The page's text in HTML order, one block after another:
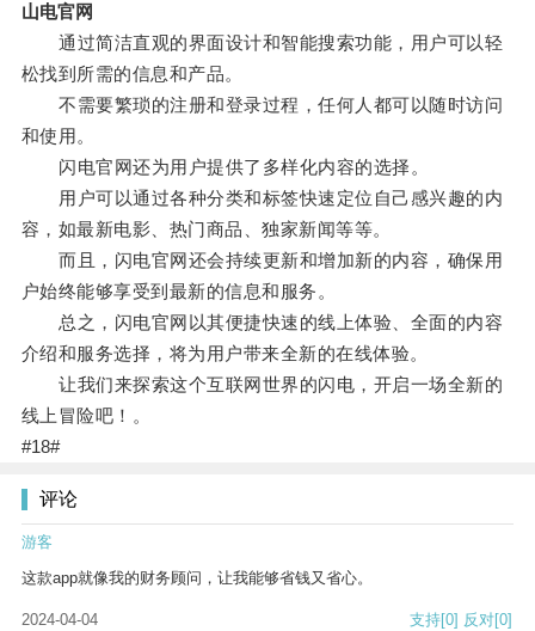
山电官网
通过简洁直观的界面设计和智能搜索功能，用户可以轻
松找到所需的信息和产品。
不需要繁琐的注册和登录过程，任何人都可以随时访问
和使用。
闪电官网还为用户提供了多样化内容的选择。
用户可以通过各种分类和标签快速定位自己感兴趣的内
容，如最新电影、热门商品、独家新闻等等。
而且，闪电官网还会持续更新和增加新的内容，确保用
户始终能够享受到最新的信息和服务。
总之，闪电官网以其便捷快速的线上体验、全面的内容
介绍和服务选择，将为用户带来全新的在线体验。
让我们来探索这个互联网世界的闪电，开启一场全新的
线上冒险吧！。
#18#
评论
游客
这款app就像我的财务顾问，让我能够省钱又省心。
2024-04-04 支持[0] 反对[0]